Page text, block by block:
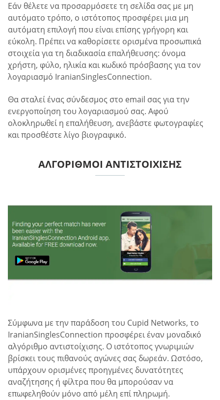
Εάν θέλετε να προσαρμόσετε τη σελίδα σας με μη
αυτόματο τρόπο, ο ιστότοπος προσφέρει μια μη
αυτόματη επιλογή που είναι επίσης γρήγορη και
εύκολη. Πρέπει να καθορίσετε ορισμένα προσωπικά
στοιχεία για τη διαδικασία επαλήθευσης: όνομα
χρήστη, φύλο, ηλικία και κωδικό πρόσβασης για τον
λογαριασμό IranianSinglesConnection.
Θα σταλεί ένας σύνδεσμος στο email σας για την
ενεργοποίηση του λογαριασμού σας. Αφού
ολοκληρωθεί η επαλήθευση, ανεβάστε φωτογραφίες
και προσθέστε λίγο βιογραφικό.
ΑΛΓΌΡΙΘΜΟΙ ΑΝΤΙΣΤΟΊΧΙΣΗΣ
Σύμφωνα με την παράδοση του Cupid Networks, το
IranianSinglesConnection προσφέρει έναν μοναδικό
αλγόριθμο αντιστοίχισης. Ο ιστότοπος γνωριμιών
βρίσκει τους πιθανούς αγώνες σας δωρεάν. Ωστόσο,
υπάρχουν ορισμένες προηγμένες δυνατότητες
αναζήτησης ή φίλτρα που θα μπορούσαν να
επωφεληθούν μόνο από μέλη επί πληρωμή.